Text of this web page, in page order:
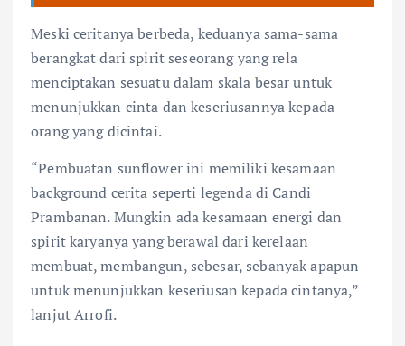
Meski ceritanya berbeda, keduanya sama-sama
berangkat dari spirit seseorang yang rela
menciptakan sesuatu dalam skala besar untuk
menunjukkan cinta dan keseriusannya kepada
orang yang dicintai.
“Pembuatan sunflower ini memiliki kesamaan
background cerita seperti legenda di Candi
Prambanan. Mungkin ada kesamaan energi dan
spirit karyanya yang berawal dari kerelaan
membuat, membangun, sebesar, sebanyak apapun
untuk menunjukkan keseriusan kepada cintanya,”
lanjut Arrofi.